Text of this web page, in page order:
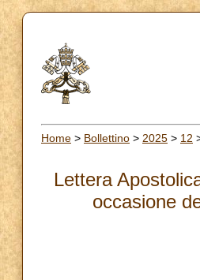
Home > Bollettino > 2025 > 12
Lettera
occasione